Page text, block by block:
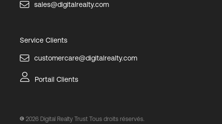
sales@digitalrealty.com
Service Clients
customercare@digitalrealty.com
Portail Clients
2026 Digital Realty Trust Tous droits réservés.